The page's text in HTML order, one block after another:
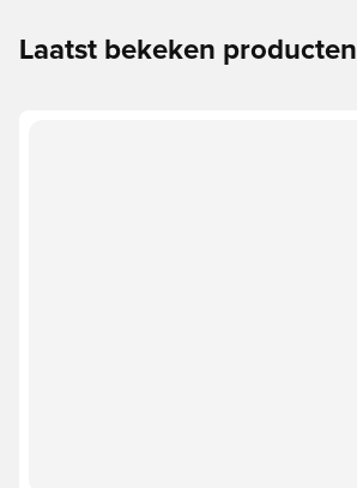
Laatst bekeken producten